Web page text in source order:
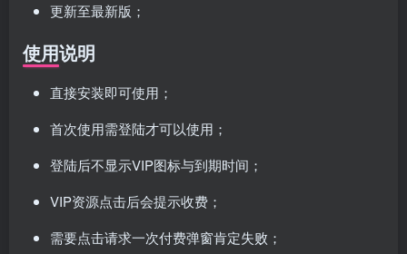
更新至最新版；
使用说明
直接安装即可使用；
首次使用需登陆才可以使用；
登陆后不显示VIP图标与到期时间；
VIP资源点击后会提示收费；
需要点击请求一次付费弹窗肯定失败；